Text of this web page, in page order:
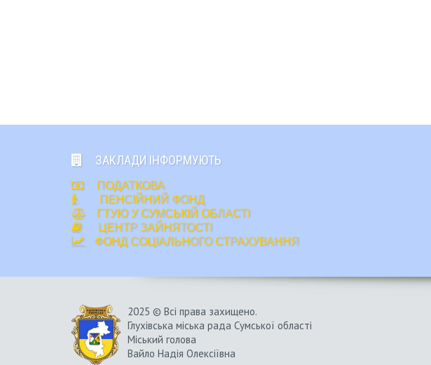
ЗАКЛАДИ ІНФОРМУЮТЬ
ПОДАТКОВА
ПЕНСІЙНИЙ ФОНД
ГТУЮ У СУМСЬКІЙ ОБЛАСТІ
ЦЕНТР ЗАЙНЯТОСТІ
ФОНД СОЦІАЛЬНОГО СТРАХУВАННЯ
2025 © Всі права захищено.
Глухівська міська рада Сумської області
Міський голова
Вайло Надія Олексіївна